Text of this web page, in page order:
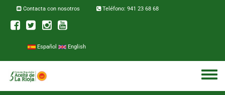
Pasar al contenido principal
Contacta con nosotros Teléfono: 941 23 68 68
Español English
Toggle
menu